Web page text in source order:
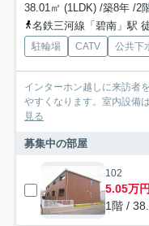
38.01㎡ (1LDK) /築8年 /2
名鉄三河線「碧南」駅
駐輪場 CATV 公共下
インターホン越しに来訪者
やすくなります。室内設備
見る
募集中の部屋
102
5.05万円
1階 /